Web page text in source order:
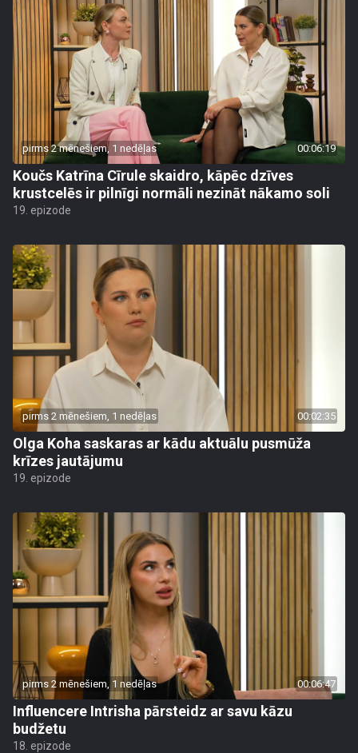
pirms 2 mēnešiem, 1 nedēļas 00:06:19
Koučs Katrīna Cīrule skaidro, kāpēc dzīves
krustcelēs ir pilnīgi normāli nezināt nākamo soli
19. epizode
pirms 2 mēnešiem, 1 nedēļas 00:02:35
Olga Koha saskaras ar kādu aktuālu pusmūža
krīzes jautājumu
19. epizode
pirms 2 mēnešiem, 1 nedēļas 00:06:47
Influencere Intrisha pārsteidz ar savu kāzu
budžetu
18. epizode